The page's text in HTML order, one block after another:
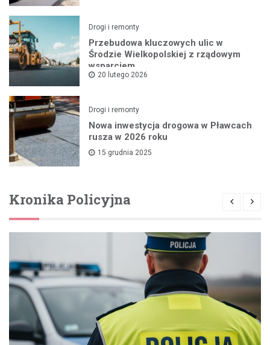
Drogi i remonty
Przebudowa kluczowych ulic w
Środzie Wielkopolskiej z rządowym
wsparciem
20 lutego 2026
Drogi i remonty
Nowa inwestycja drogowa w Pławcach
rusza w 2026 roku
15 grudnia 2025
Kronika Policyjna